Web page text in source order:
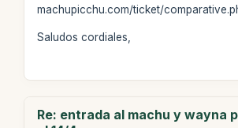
machupicchu.com/ticket/
Saludos cordiales,
Re: entrada al machu y wayna